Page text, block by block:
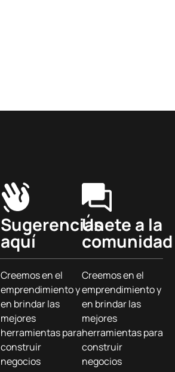
Sugerencias
aquí
Creemos en el
emprendimiento y
en brindar las
mejores
herramientas para
construir
negocios
Únete a la
comunidad
Creemos en el
emprendimiento y
en brindar las
mejores
herramientas para
construir
negocios